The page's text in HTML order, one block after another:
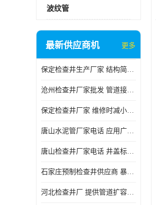
波纹管
最新供应商机 更多
保定检查井生产厂家 结构简单易于安装
沧州检查井厂家批发 管道接口密封良好
保定检查井厂家 维修时减小交通影响
唐山水泥管厂家电话 应用广泛领域多样
唐山检查井厂家电话 井盖标识清晰无误
石家庄预制检查井供应商 暴雨季节排水畅通
河北检查井厂 提供管道扩容接口